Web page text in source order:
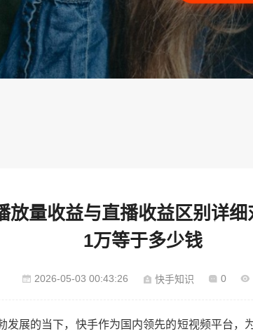
放量收益与直播收益区别详
1万等于多少钱
2026-05-03 00:43:26 快手知识 0
发展的当下，快手作为国内领先的短视频平台，